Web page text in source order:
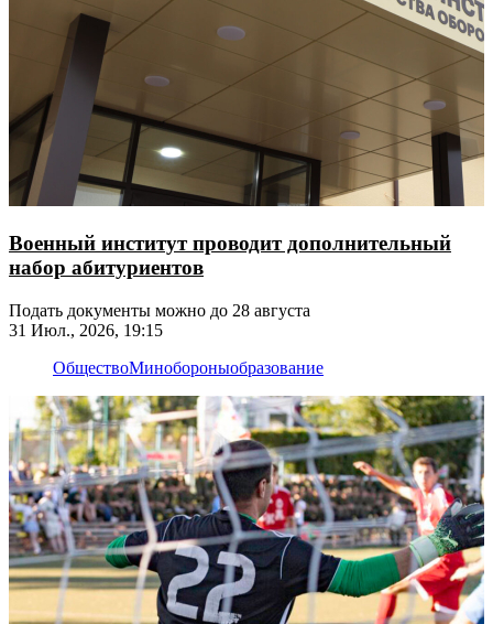
Военный институт проводит дополнительный
набор абитуриентов
Подать документы можно до 28 августа
31 Июл., 2026, 19:15
ОбществоМинобороныобразование